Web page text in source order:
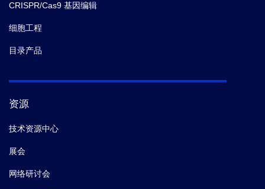
CRISPR/Cas9 基因编辑
细胞工程
目录产品
资源
技术资源中心
展会
网络研讨会